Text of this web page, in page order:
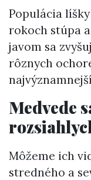
Populácia
rokoch stúpa
javom sa
rôznych
Medvede
Môžeme ich
stredného a